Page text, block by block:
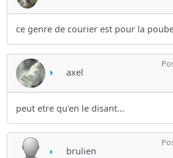
ce genre de courier est pour la
axel
peut etre qu'en le disant...
brulien